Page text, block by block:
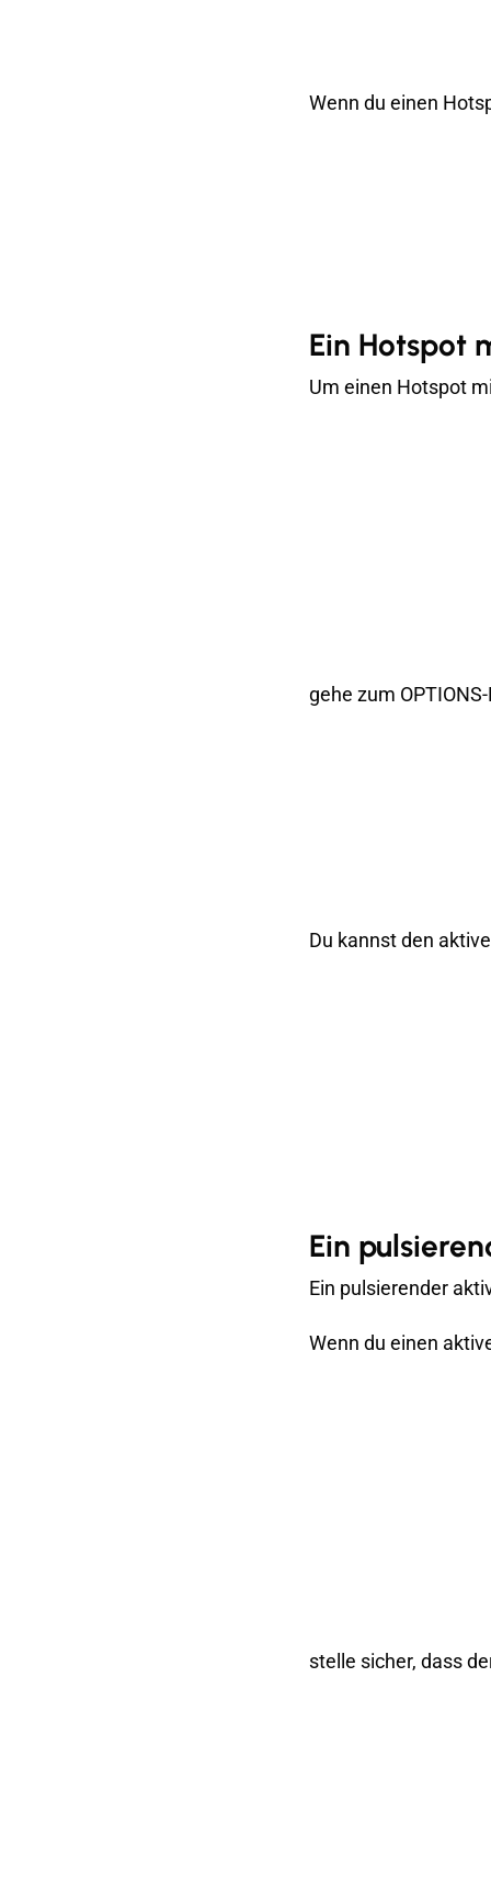
Wenn du einen
Ein Hotspot
Um einen Hotspot
gehe zum
Du kannst den
Ein
Ein pulsierender
Wenn du einen
stelle sicher, dass